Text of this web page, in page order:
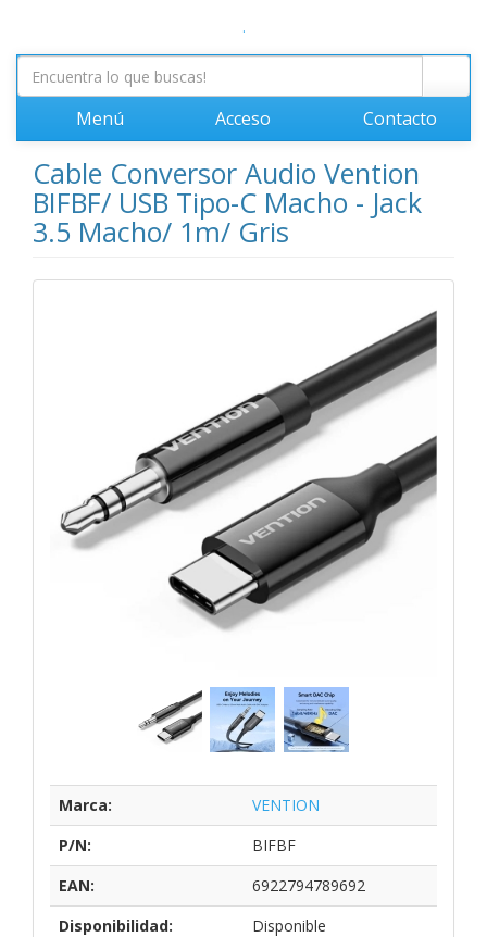
.
Menú Acceso Contacto
Cable Conversor Audio Vention
BIFBF/ USB Tipo-C Macho - Jack
3.5 Macho/ 1m/ Gris
Marca:
VENTION
P/N:
BIFBF
EAN:
6922794789692
Disponibilidad:
Disponible